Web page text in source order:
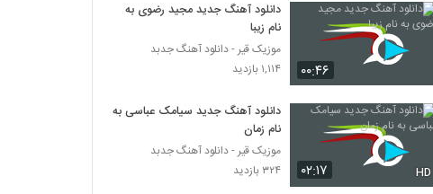
۲۴۷ بازدید
آهنگ رضا شیری بنام چشمون سیاه
۳۷۸ بازدید
دانلود آهنگ روزبه بمانی اسمت که میاد (اجرای
۳۱۷ بازدید
۰۰:۴۶
دانلود آهنگ جدید مجید رضوی به
نام زیبا
موزیک قیر - دانلود آهنگ جدبد
۱,۱۱۴ بازدید
۰۲:۱۷ HD
دانلود آهنگ جدید سیامک عباسی به
نام زمان
موزیک قیر - دانلود آهنگ جدبد
۳۲۴ بازدید